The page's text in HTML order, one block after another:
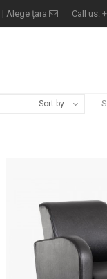
+
| Alege țara
Sort by